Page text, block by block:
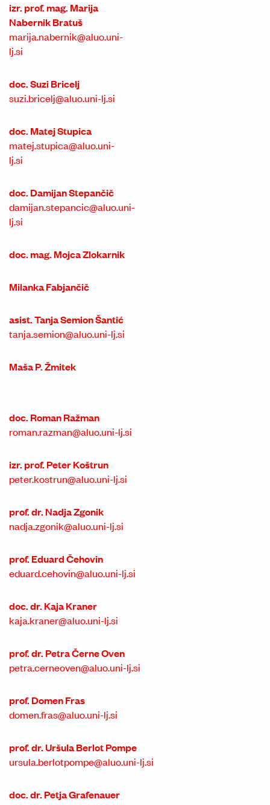
izr. prof. mag. Marija
Nabernik Bratuš
marija.nabernik@aluo.uni-
lj.si
doc. Suzi Bricelj
suzi.bricelj@aluo.uni-lj.si
doc. Matej Stupica
matej.stupica@aluo.uni-
lj.si
doc. Damijan Stepančič
damijan.stepancic@aluo.uni-
lj.si
doc. mag. Mojca Zlokarnik
Milanka Fabjančič
asist. Tanja Semion Šantić
tanja.semion@aluo.uni-lj.si
Maša P. Žmitek
doc. Roman Ražman
roman.razman@aluo.uni-lj.si
izr. prof. Peter Koštrun
peter.kostrun@aluo.uni-lj.si
prof. dr. Nadja Zgonik
nadja.zgonik@aluo.uni-lj.si
prof. Eduard Čehovin
eduard.cehovin@aluo.uni-lj.si
doc. dr. Kaja Kraner
kaja.kraner@aluo.uni-lj.si
prof. dr. Petra Černe Oven
petra.cerneoven@aluo.uni-lj.si
prof. Domen Fras
domen.fras@aluo.uni-lj.si
prof. dr. Uršula Berlot Pompe
ursula.berlotpompe@aluo.uni-lj.si
doc. dr. Petja Grafenauer